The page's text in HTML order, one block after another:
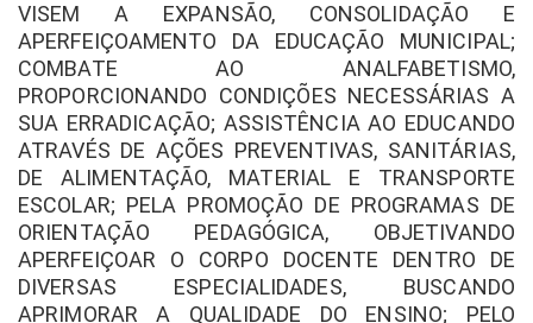
VISEM A EXPANSÃO, CONSOLIDAÇÃO E
APERFEIÇOAMENTO DA EDUCAÇÃO MUNICIPAL;
COMBATE AO ANALFABETISMO,
PROPORCIONANDO CONDIÇÕES NECESSÁRIAS A
SUA ERRADICAÇÃO; ASSISTÊNCIA AO EDUCANDO
ATRAVÉS DE AÇÕES PREVENTIVAS, SANITÁRIAS,
DE ALIMENTAÇÃO, MATERIAL E TRANSPORTE
ESCOLAR; PELA PROMOÇÃO DE PROGRAMAS DE
ORIENTAÇÃO PEDAGÓGICA, OBJETIVANDO
APERFEIÇOAR O CORPO DOCENTE DENTRO DE
DIVERSAS ESPECIALIDADES, BUSCANDO
APRIMORAR A QUALIDADE DO ENSINO; PELO